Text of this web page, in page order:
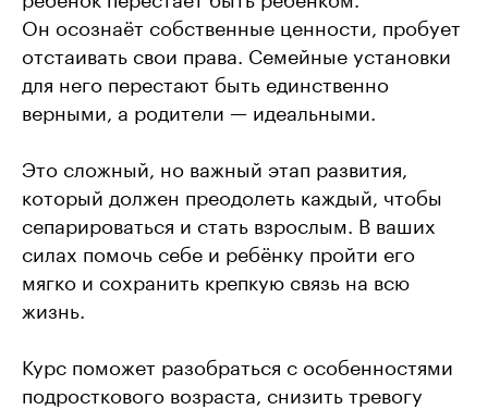
Он осознаёт собственные ценности, пробует
отстаивать свои права. Семейные установки
для него перестают быть единственно
верными, а родители — идеальными.
Это сложный, но важный этап развития,
который должен преодолеть каждый, чтобы
сепарироваться и стать взрослым. В ваших
силах помочь себе и ребёнку пройти его
мягко и сохранить крепкую связь на всю
жизнь.
Курс поможет разобраться с особенностями
подросткового возраста, снизить тревогу